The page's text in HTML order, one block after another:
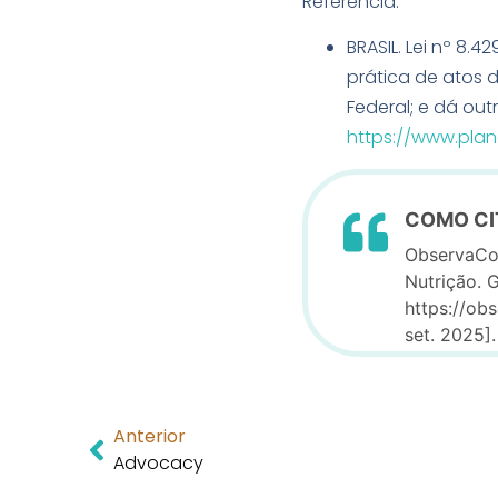
BRASIL. Lei nº
prática de atos
Federal; e dá
https://
COMO
Nutrição.
https://
set. 2025].
Anterior
Advocacy